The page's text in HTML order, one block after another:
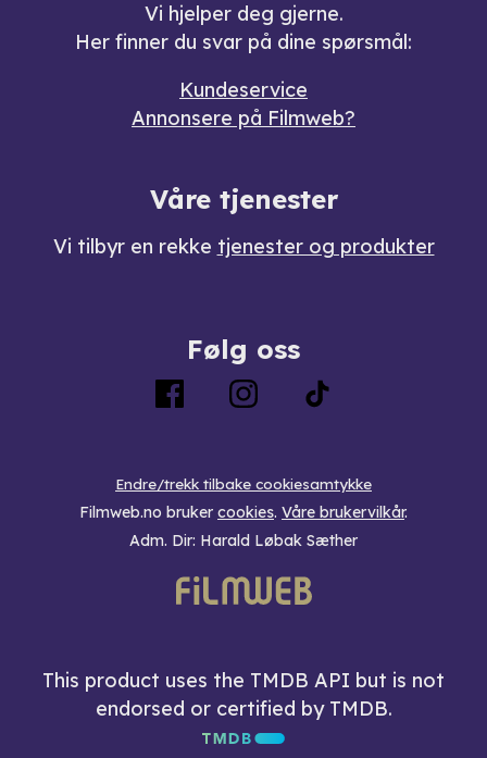
Vi hjelper deg gjerne.
Her finner du svar på dine spørsmål:
Kundeservice
Annonsere på Filmweb?
Våre tjenester
Vi tilbyr en rekke tjenester og produkter
Følg oss
Endre/trekk tilbake cookiesamtykke
Filmweb.no bruker cookies. Våre brukervilkår.
Adm. Dir: Harald Løbak Sæther
This product uses the TMDB API but is not
endorsed or certified by TMDB.